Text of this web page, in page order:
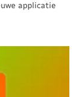
applicatie